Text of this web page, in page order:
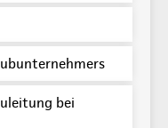
bei